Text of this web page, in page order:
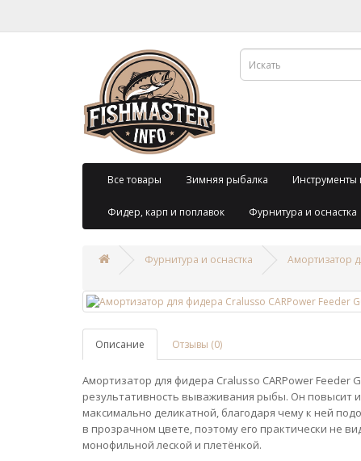
Все товары Зимняя рыбалка Инструменты
Фидер, карп и поплавок Фурнитура и оснастка
Фурнитура и оснастка Амортизатор
Описание Отзывы (0)
Амортизатор для фидера Cralusso CARPower Feeder
результативность вываживания рыбы. Он повысит
максимально деликатной, благодаря чему к ней
в прозрачном цвете, поэтому его практически не
монофильной леской и плетёнкой.